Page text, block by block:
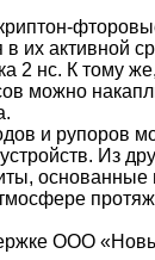
их активной
2 нс. К тому
можно
и рупоров
Из
основанные
ООО